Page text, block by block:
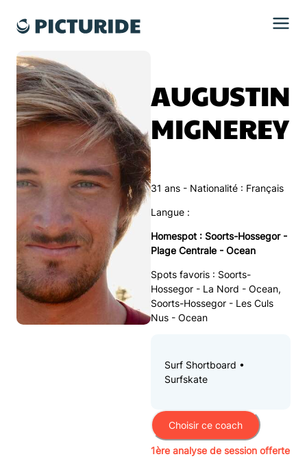
AUGUSTIN
MIGNEREY
31 ans - Nationalité : Français
Langue :
Homespot : Soorts-Hossegor -
Plage Centrale - Ocean
Spots favoris : Soorts-
Hossegor - La Nord - Ocean,
Soorts-Hossegor - Les Culs
Nus - Ocean
Surf Shortboard •
Surfskate
Choisir ce coach
1ère analyse de session offerte